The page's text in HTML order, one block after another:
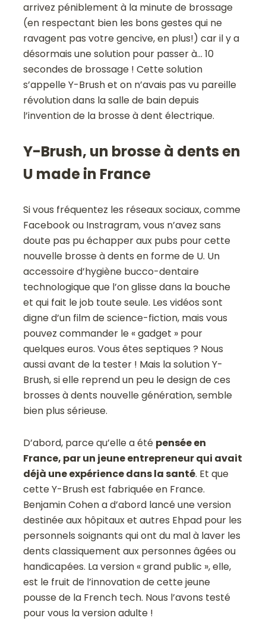
arrivez péniblement à la minute de brossage
(en respectant bien les bons gestes qui ne
ravagent pas votre gencive, en plus!) car il y a
désormais une solution pour passer à… 10
secondes de brossage ! Cette solution
s’appelle Y-Brush et on n’avais pas vu pareille
révolution dans la salle de bain depuis
l’invention de la brosse à dent électrique.
Y-Brush, un brosse à dents en
U made in France
Si vous fréquentez les réseaux sociaux, comme
Facebook ou Instragram, vous n’avez sans
doute pas pu échapper aux pubs pour cette
nouvelle brosse à dents en forme de U. Un
accessoire d’hygiène bucco-dentaire
technologique que l’on glisse dans la bouche
et qui fait le job toute seule. Les vidéos sont
digne d’un film de science-fiction, mais vous
pouvez commander le « gadget » pour
quelques euros. Vous êtes septiques ? Nous
aussi avant de la tester ! Mais la solution Y-
Brush, si elle reprend un peu le design de ces
brosses à dents nouvelle génération, semble
bien plus sérieuse.
D’abord, parce qu’elle a été pensée en
France, par un jeune entrepreneur qui avait
déjà une expérience dans la santé. Et que
cette Y-Brush est fabriquée en France.
Benjamin Cohen a d’abord lancé une version
destinée aux hôpitaux et autres Ehpad pour les
personnels soignants qui ont du mal à laver les
dents classiquement aux personnes âgées ou
handicapées. La version « grand public », elle,
est le fruit de l’innovation de cette jeune
pousse de la French tech. Nous l’avons testé
pour vous la version adulte !